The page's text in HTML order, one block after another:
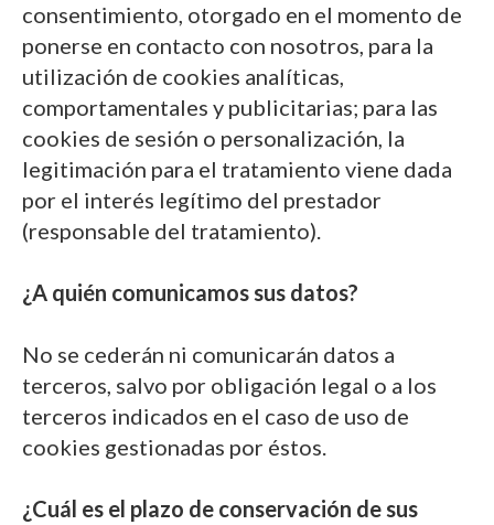
consentimiento, otorgado en el momento de
ponerse en contacto con nosotros, para la
utilización de cookies analíticas,
comportamentales y publicitarias; para las
cookies de sesión o personalización, la
legitimación para el tratamiento viene dada
por el interés legítimo del prestador
(responsable del tratamiento).
¿A quién comunicamos sus datos?
No se cederán ni comunicarán datos a
terceros, salvo por obligación legal o a los
terceros indicados en el caso de uso de
cookies gestionadas por éstos.
¿Cuál es el plazo de conservación de sus